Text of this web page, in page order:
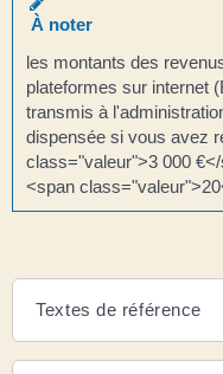
À noter
les montants des
plateformes sur internet
transmis à
dispensée si vous avez
class="valeur">3 000
<span
Textes de référence